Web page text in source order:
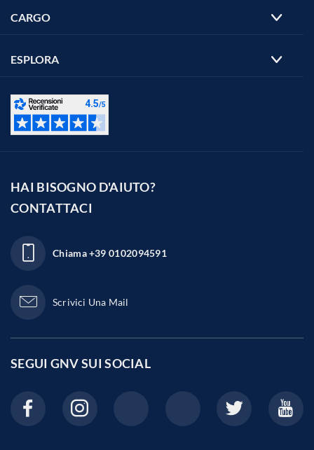
CARGO
ESPLORA
HAI BISOGNO D'AIUTO?
CONTATTACI
Chiama+39 0102094591
Scrivici Una Mail
SEGUI GNV SUISOCIAL